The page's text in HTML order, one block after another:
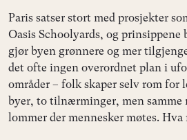
Paris satser stort med prosjekter
Oasis Schoolyards, og prinsippene
gjør byen grønnere og mer
det ofte ingen overordnet plan i
områder – folk skaper selv rom for
byer, to tilnærminger, men samme
lommer der mennesker møtes.